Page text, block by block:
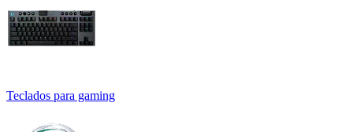
Teclados para gaming